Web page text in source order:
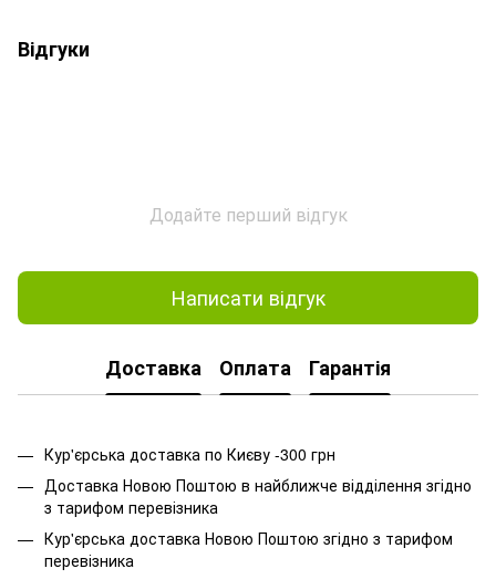
Відгуки
Додайте перший відгук
Написати відгук
Доставка Оплата Гарантія
Кур'єрська доставка по Києву -300 грн
Доставка Новою Поштою в найближче відділення згідно
з тарифом перевізника
Кур'єрська доставка Новою Поштою згідно з тарифом
перевізника